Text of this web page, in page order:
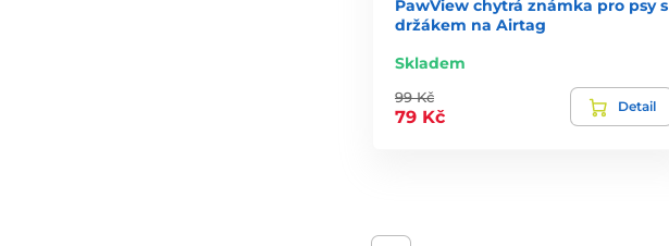
PawView chytrá známka pro psy s
držákem na Airtag
Skladem
99 Kč
79 Kč
Detail